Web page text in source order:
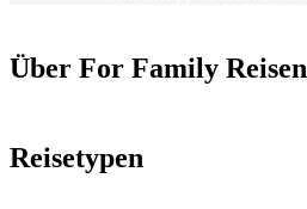
Über For Family Reisen
Reisetypen